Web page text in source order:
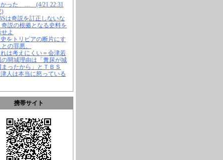
かった … (4/21 22:31
)
は奇説を訂正しないな
奇説の根拠となる史料を
よ
をトリビアの断片にす
の罪悪。
は考えにくい＝会津若
の開城理由は「糞尿が城
まったから」とＴＢＳ
人は本当に怒っている
携帯サイト